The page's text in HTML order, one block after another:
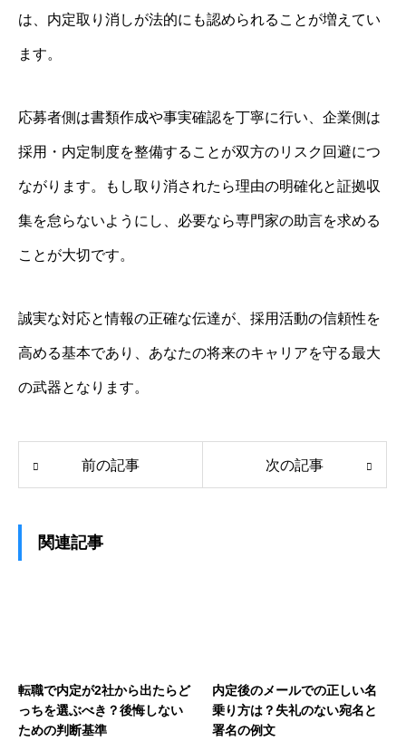
は、内定取り消しが法的にも認められることが増えてい
ます。
応募者側は書類作成や事実確認を丁寧に行い、企業側は
採用・内定制度を整備することが双方のリスク回避につ
ながります。もし取り消されたら理由の明確化と証拠収
集を怠らないようにし、必要なら専門家の助言を求める
ことが大切です。
誠実な対応と情報の正確な伝達が、採用活動の信頼性を
高める基本であり、あなたの将来のキャリアを守る最大
の武器となります。
前の記事 次の記事
関連記事
転職で内定が2社から出たらど
っちを選ぶべき？後悔しない
ための判断基準
内定後のメールでの正しい名
乗り方は？失礼のない宛名と
署名の例文